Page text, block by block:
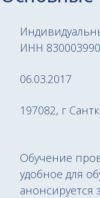
ИНН
06.03.2017
197082, г
Обучение
удобное для
анонсируется